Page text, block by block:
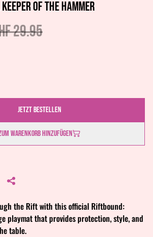
of the Hammer
29.95
Jetzt bestellen
Warenkorb hinzufügen
the Rift with this official Riftbound:
playmat that provides protection, style, and
table.